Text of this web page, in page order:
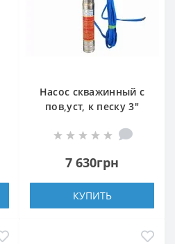
Насос скважинный с
пов,уст, к песку 3″
0,25 кВт 45м +
NEW
7 630грн
КУПИТЬ